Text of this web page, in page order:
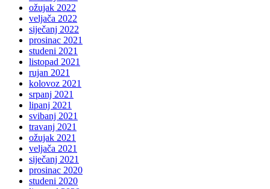
ožujak 2022
veljača 2022
siječanj 2022
prosinac 2021
studeni 2021
listopad 2021
rujan 2021
kolovoz 2021
srpanj 2021
lipanj 2021
svibanj 2021
travanj 2021
ožujak 2021
veljača 2021
siječanj 2021
prosinac 2020
studeni 2020